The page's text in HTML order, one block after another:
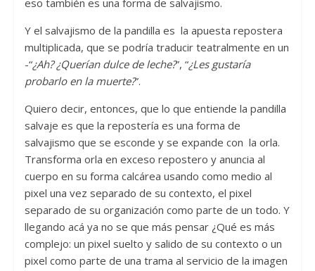
eso también es una forma de salvajismo.
Y el salvajismo de la pandilla es la apuesta repostera
multiplicada, que se podría traducir teatralmente en un
-“¿Ah? ¿Querían dulce de leche?”, “¿Les gustaría
probarlo en la muerte?”.
Quiero decir, entonces, que lo que entiende la pandilla
salvaje es que la repostería es una forma de
salvajismo que se esconde y se expande con la orla.
Transforma orla en exceso repostero y anuncia al
cuerpo en su forma calcárea usando como medio al
pixel una vez separado de su contexto, el pixel
separado de su organización como parte de un todo. Y
llegando acá ya no se que más pensar ¿Qué es más
complejo: un pixel suelto y salido de su contexto o un
pixel como parte de una trama al servicio de la imagen